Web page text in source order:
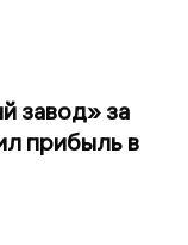
завод» за
прибыль в